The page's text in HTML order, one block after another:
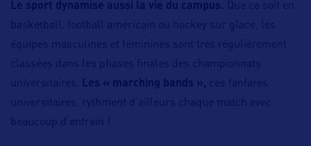
Le sport dynamise aussi la vie du campus.
Que ce soit en
basketball, football américain ou hockey sur glace, les
équipes masculines et féminines sont très régulièrement
classées dans les phases finales des championnats
universitaires.
Les « marching bands », ces fanfares
universitaires, rythment d’ailleurs chaque match avec
beaucoup d’entrain !